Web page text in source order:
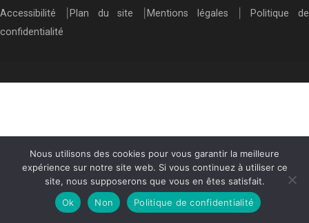
Accessibilité
Plan du site Mentions légales
Politique de
confidentialité
Nous utilisons des cookies pour vous garantir la meilleure
expérience sur notre site web. Si vous continuez à utiliser ce
site, nous supposerons que vous en êtes satisfait.
Ok
Non Politique de confidentialité